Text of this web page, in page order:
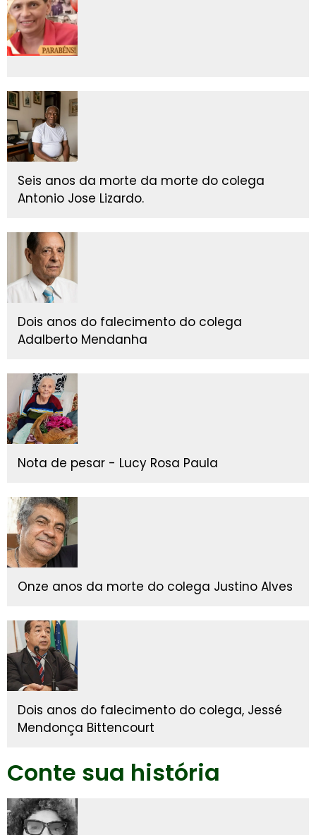
Seis anos da morte da morte do colega
Antonio Jose Lizardo.
Dois anos do falecimento do colega
Adalberto Mendanha
Nota de pesar - Lucy Rosa Paula
Onze anos da morte do colega Justino Alves
Dois anos do falecimento do colega, Jessé
Mendonça Bittencourt
Conte sua história